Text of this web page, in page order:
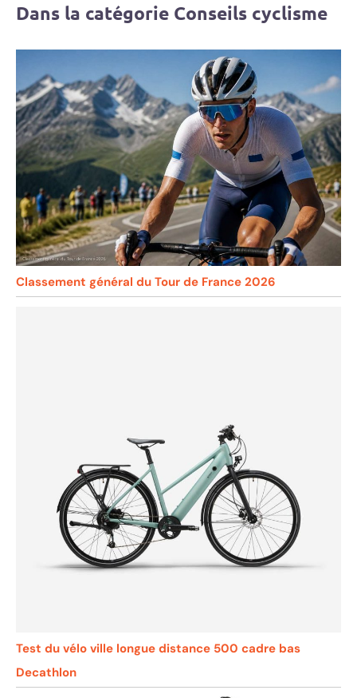
Dans la catégorie Conseils cyclisme
Classement général du Tour de France 2026
Test du vélo ville longue distance 500 cadre bas
Decathlon